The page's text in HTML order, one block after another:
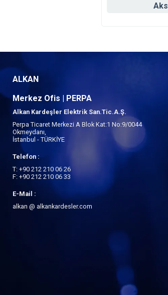
ALKAN
Merkez Ofis | PERPA
Alkan Kardeşler Elektrik San.Tic.A.Ş.
Perpa Ticaret Merkezi A Blok Kat:1 No:9/0044
Okmeydanı,
İstanbul - TÜRKİYE
Telefon :
T: +90 212 210 06 26
F: +90 212 210 06 33
E-Mail :
alkan @ alkankardesler.com